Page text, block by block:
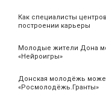
Как специалисты
построении карьеры
Молодые жители Дона
«Нейроигры»
Донская молодёжь
«Росмолодёжь.Гранты»